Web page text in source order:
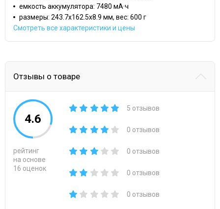
емкость аккумулятора: 7480 мА·ч
размеры: 243.7x162.5x8.9 мм, вес: 600 г
Смотреть все характеристики и цены
Отзывы о товаре
4.6
рейтинг
на основе
16 оценок
5 отзывов
0 отзывов
0 отзывов
0 отзывов
0 отзывов